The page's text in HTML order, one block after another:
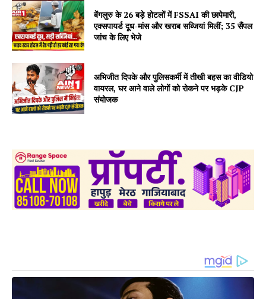
बेंगलुरु के 26 बड़े होटलों में FSSAI की छापेमारी,
एक्सपायर्ड दूध-मांस और खराब सब्जियां मिलीं; 35 सैंपल
जांच के लिए भेजे
अभिजीत दिपके और पुलिसकर्मी में तीखी बहस का वीडियो
वायरल, घर आने वाले लोगों को रोकने पर भड़के CJP
संयोजक